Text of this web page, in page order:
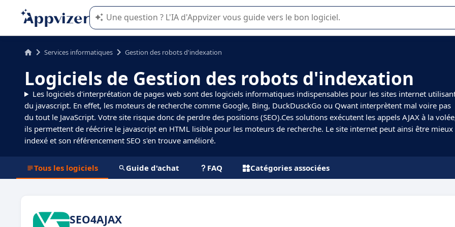
L'IA de Appvizer vous guide dans l'utilisation ou la sélection de logiciel SaaS en entreprise.
Services informatiques Gestion des robots d'indexation
Logiciels de Gestion des robots d'indexation
Les logiciels d'interprétation de pages web sont des logiciels informatiques indispensables pour les sites internet
du javascript. En effet, les moteurs de recherche comme Google, Bing, DuckDusckGo ou Qwant interprètent mal voire pas
du tout le JavaScript. Votre site risque donc de perdre des positions (SEO).Ces solutions exécutent les appels AJAX à la
ils permettent de réécrire le javascript en HTML lisible pour les moteurs de recherche. Le site internet peut ainsi être mieux
indexé et son référencement SEO s'en trouve amélioré.
Tous les logiciels Guide d'achat FAQ Catégories associées
SEO4AJAX